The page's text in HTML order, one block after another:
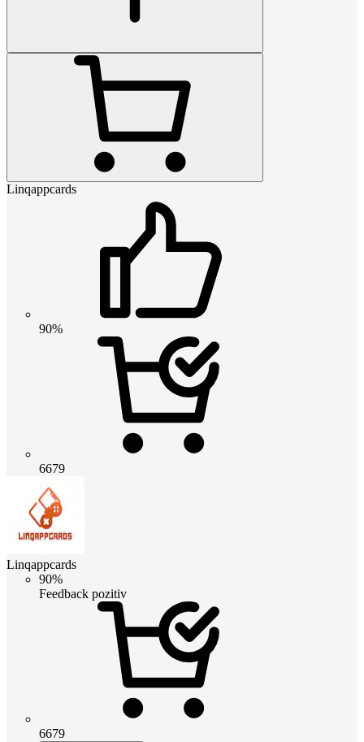
Linqappcards
90%
6679
Linqappcards
90%
Feedback pozitiv
6679